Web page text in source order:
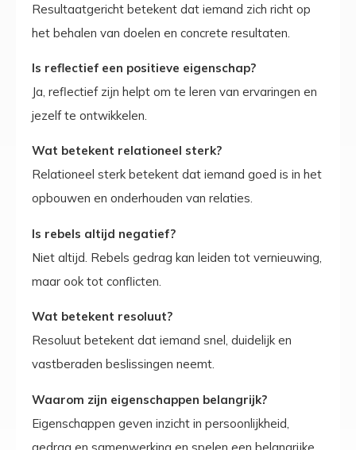
Resultaatgericht betekent dat iemand zich richt op
het behalen van doelen en concrete resultaten.
Is reflectief een positieve eigenschap?
Ja, reflectief zijn helpt om te leren van ervaringen en
jezelf te ontwikkelen.
Wat betekent relationeel sterk?
Relationeel sterk betekent dat iemand goed is in het
opbouwen en onderhouden van relaties.
Is rebels altijd negatief?
Niet altijd. Rebels gedrag kan leiden tot vernieuwing,
maar ook tot conflicten.
Wat betekent resoluut?
Resoluut betekent dat iemand snel, duidelijk en
vastberaden beslissingen neemt.
Waarom zijn eigenschappen belangrijk?
Eigenschappen geven inzicht in persoonlijkheid,
gedrag en samenwerking en spelen een belangrijke